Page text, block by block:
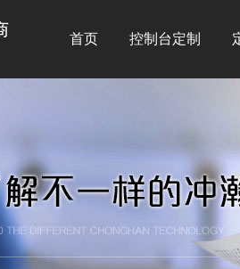
首页 控制台定制